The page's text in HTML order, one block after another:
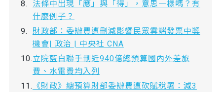
法條中出現「應」與「得」，意思一樣嗎？有
什麼例子？
財政部：委辦費遭刪減影響民眾雲端發票中獎
機會| 政治 | 中央社 CNA
立院藍白聯手刪近940億總預算國內外差旅
費、水電費均入列
《財政》總預算財部委辦費遭砍賦稅署：減3